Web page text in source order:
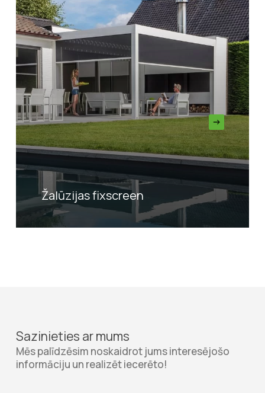
Žalūzijas fixscreen
Sazinieties ar mums
Mēs palīdzēsim noskaidrot jums interesējošo
informāciju un realizēt iecerēto!